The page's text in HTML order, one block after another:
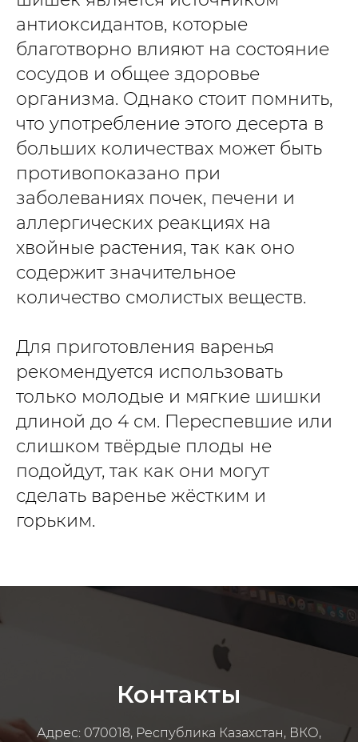
антиоксидантов, которые
благотворно влияют на состояние
сосудов и общее здоровье
организма. Однако стоит помнить,
что употребление этого десерта в
больших количествах может быть
противопоказано при
заболеваниях почек, печени и
аллергических реакциях на
хвойные растения, так как оно
содержит значительное
количество смолистых веществ.
Для приготовления варенья
рекомендуется использовать
только молодые и мягкие шишки
длиной до 4 см. Переспевшие или
слишком твёрдые плоды не
подойдут, так как они могут
сделать варенье жёстким и
горьким.
Контакты
Адрес: 070018, Республика Казахстан, ВКО,